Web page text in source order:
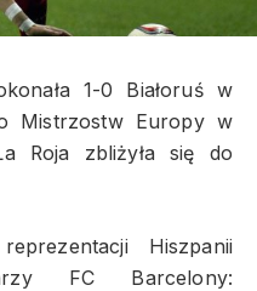
1-0 Białoruś w
Mistrzostw Europy w
Roja zbliżyła się do
Hiszpanii
FC Barcelony: